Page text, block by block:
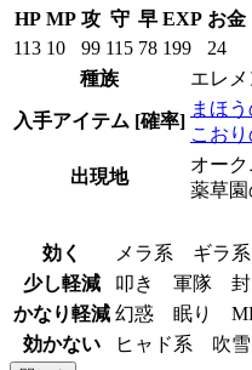
HP MP 攻 守 早 EXP お金
113 10 99 115 78 199
24
種族
エレ
入手アイテム [確率]
まほ
こお
出現地
オー
薬草
効く
メラ系 ギラ
少し軽減
叩き 軍隊
かなり軽減 幻惑 眠り
効かない
ヒャド系 吹